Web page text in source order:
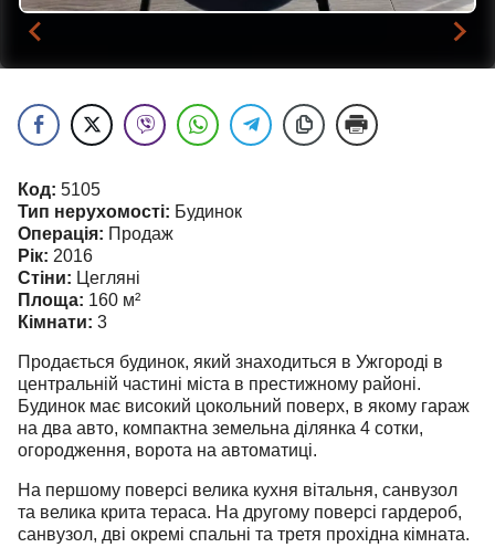
Код: 5105
Тип нерухомості: Будинок
Операція: Продаж
Рік: 2016
Стіни: Цегляні
Площа: 160 м²
Кімнати: 3
Продається будинок, який знаходиться в Ужгороді в
центральній частині міста в престижному районі.
Будинок має високий цокольний поверх, в якому гараж
на два авто, компактна земельна ділянка 4 сотки,
огородження, ворота на автоматиці.
На першому поверсі велика кухня вітальня, санвузол
та велика крита тераса. На другому поверсі гардероб,
санвузол, дві окремі спальні та третя прохідна кімната.